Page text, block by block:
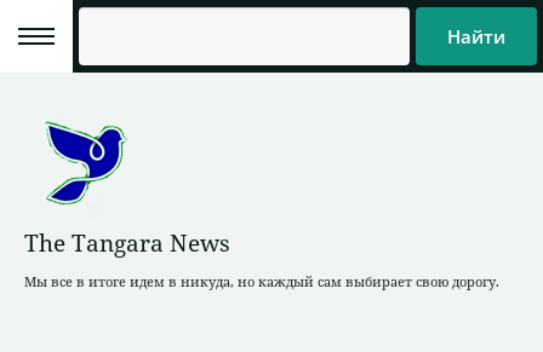
Найти
The Tangara News
Мы все в итоге идем в никуда, но каждый сам выбирает свою дорогу.